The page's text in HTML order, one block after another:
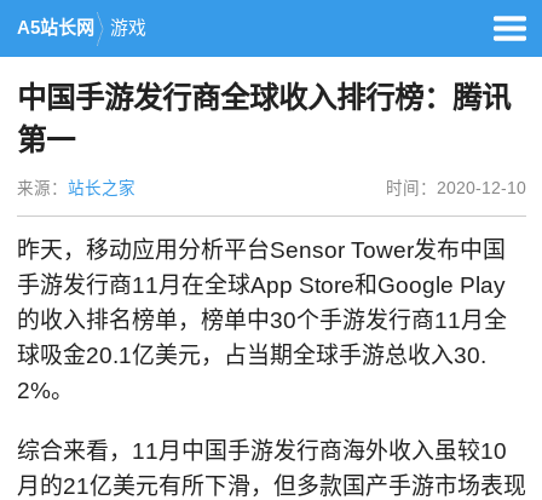
A5站长网 游戏
中国手游发行商全球收入排行榜：腾讯
第一
来源： 站长之家 时间：2020-12-10
昨天，移动应用分析平台Sensor Tower发布中国
手游发行商11月在全球App Store和Google Play
的收入排名榜单，榜单中30个手游发行商11月全
球吸金20.1亿美元，占当期全球手游总收入30.
2%。
综合来看，11月中国手游发行商海外收入虽较10
月的21亿美元有所下滑，但多款国产手游市场表现